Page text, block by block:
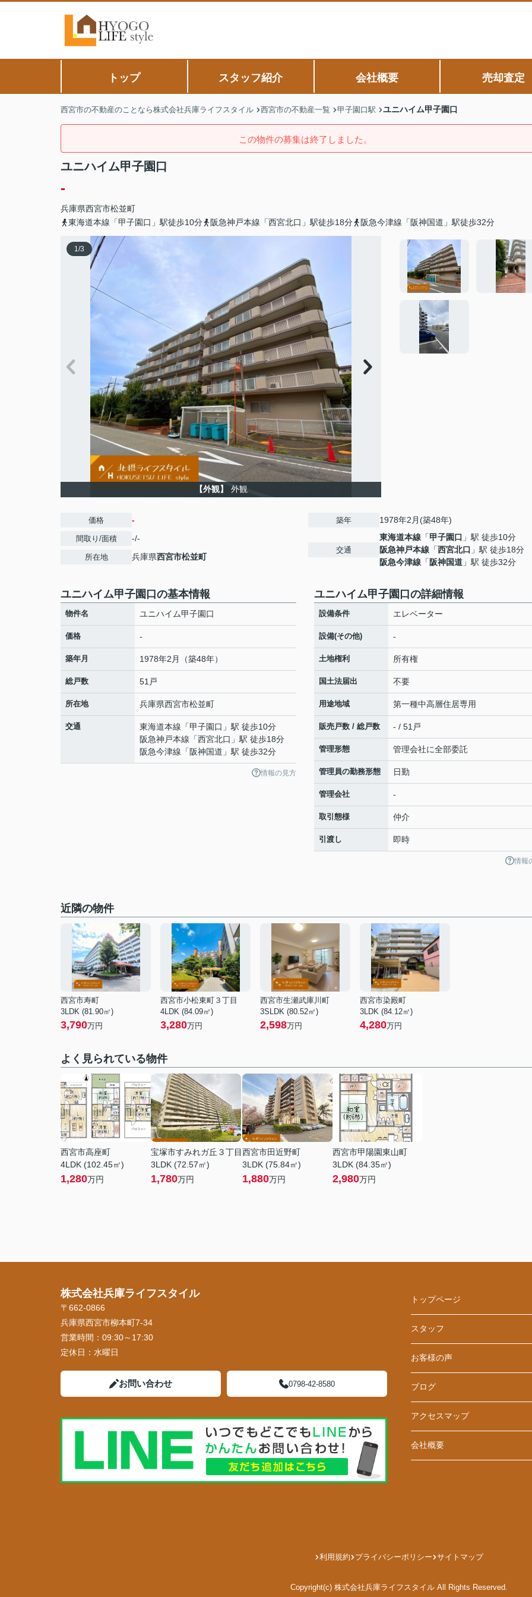
トップ スタッフ紹介 会社概要 売却査定
西宮市の不動産のことなら株式会社兵庫ライフスタイル 西宮市の不動産一覧 甲子園口駅 ユニハイム甲子園口
この物件の募集は終了しました。
ユニハイム甲子園口
-
兵庫県西宮市松並町
東海道本線「甲子園口」駅徒歩10分
阪急神戸本線「西宮北口」駅徒歩18分 阪急今津線「阪神国道」駅徒歩32分
1/3
【外観】 外観
価格 -
間取り/面積 -/-
所在地 兵庫県西宮市松並町
築年 1978年2月(築48年)
交通
東海道本線 「甲子園口 」駅 徒歩10分
阪急神戸本線 「西宮北口 」駅 徒歩18分
阪急今津線 「 阪神国道 」駅 徒歩32分
ユニハイム甲子園口の基本情報
物件名 ユニハイム甲子園口
価格 -
築年月 1978年2月（築48年）
総戸数 51戸
所在地 兵庫県西宮市松並町
交通 東海道本線 「甲子園口 」駅 徒歩10分
阪急神戸本線 「西宮北口 」駅 徒歩18分
阪急今津線 「 阪神国道 」駅 徒歩32分
情報の見方
ユニハイム甲子園口の詳細情報
設備条件 エレベーター
設備(その他) -
土地権利 所有権
国土法届出 不要
用途地域 第一種中高層住居専用
販売戸数 / 総戸数 - / 51戸
管理形態 管理会社に全部委託
管理員の勤務形態 日勤
管理会社 -
取引態様 仲介
引渡し 即時
情報
近隣の物件
西宮市寿町
3LDK (81.90㎡)
3,790万円
西宮市小松東町３丁目
4LDK (84.09㎡)
3,280万円
西宮市生瀬武庫川町
3SLDK (80.52㎡)
2,598万円
西宮市染殿町
3LDK (84.12㎡)
4,280万円
よく見られている物件
西宮市高座町
4LDK (102.45㎡)
1,280万円
宝塚市すみれガ丘３丁目
3LDK (72.57㎡)
1,780万円
西宮市田近野町
3LDK (75.84㎡)
1,880万円
西宮市甲陽園東山町
3LDK (84.35㎡)
2,980万円
株式会社兵庫ライフスタイル
〒662-0866
兵庫県西宮市柳本町7-34
営業時間： 09:30～17:30
定休日： 水曜日
お問い合わせ 0798-42-8580
トップページ
スタッフ
お客様の声
ブログ
アクセスマップ
会社概要
利用規約 プライバシーポリシー サイトマップ
Copyright(c) 株式会社兵庫ライフスタイル All Rights Reserved.